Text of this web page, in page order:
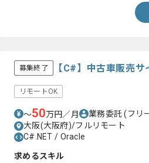
募集終了 【C#】中古車販売
リモートOK
〜50万円／月 業務委託(フリ
大阪(大阪府)/フルリモート
C#.NET / Oracle
求めるスキル